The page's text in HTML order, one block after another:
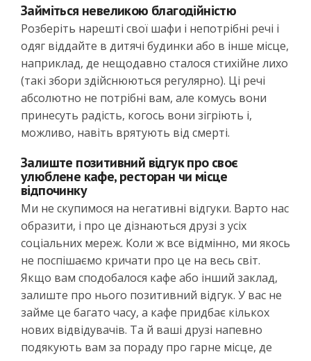
Займіться невеликою благодійністю
Розберіть нарешті свої шафи і непотрібні речі і
одяг віддайте в дитячі будинки або в інше місце,
наприклад, де нещодавно сталося стихійне лихо
(такі збори здійснюються регулярно). Ці речі
абсолютно не потрібні вам, але комусь вони
принесуть радість, когось вони зігріють і,
можливо, навіть врятують від смерті.
Залиште позитивний відгук про своє
улюблене кафе, ресторан чи місце
відпочинку
Ми не скупимося на негативні відгуки. Варто нас
образити, і про це дізнаються друзі з усіх
соціальних мереж. Коли ж все відмінно, ми якось
не поспішаємо кричати про це на весь світ.
Якщо вам сподобалося кафе або інший заклад,
залиште про нього позитивний відгук. У вас не
займе це багато часу, а кафе придбає кількох
нових відвідувачів. Та й ваші друзі напевно
подякують вам за пораду про гарне місце, де